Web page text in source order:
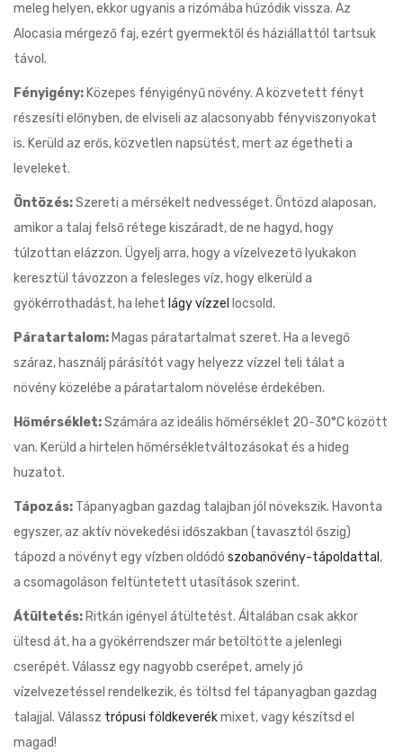
meleg helyen, ekkor ugyanis a rizómába húzódik vissza. Az
Alocasia mérgező faj, ezért gyermektől és háziállattól tartsuk
távol.
Fényigény: Közepes fényigényű növény. A közvetett fényt
részesíti előnyben, de elviseli az alacsonyabb fényviszonyokat
is. Kerüld az erős, közvetlen napsütést, mert az égetheti a
leveleket.
Öntözés:Szereti a mérsékelt nedvességet. Öntözd alaposan,
amikor a talaj felső rétege kiszáradt, de ne hagyd, hogy
túlzottan elázzon. Ügyelj arra, hogy a vízelvezető lyukakon
keresztül távozzon a felesleges víz, hogy elkerüld a
gyökérrothadást, ha lehet lágy vízzel locsold.
Páratartalom: Magas páratartalmat szeret. Ha a levegő
száraz, használj párásítót vagy helyezz vízzel teli tálat a
növény közelébe a páratartalom növelése érdekében.
Hőmérséklet:Számára az ideális hőmérséklet 20-30°C között
van. Kerüld a hirtelen hőmérsékletváltozásokat és a hideg
huzatot.
Tápozás: Tápanyagban gazdag talajban jól növekszik. Havonta
egyszer, az aktív növekedési időszakban (tavasztól őszig)
tápozd a növényt egy vízben oldódó szobanövény-tápoldattal ,
a csomagoláson feltüntetett utasítások szerint.
Átültetés: Ritkán igényel átültetést. Általában csak akkor
ültesd át, ha a gyökérrendszer már betöltötte a jelenlegi
cserépét. Válassz egy nagyobb cserépet, amely jó
vízelvezetéssel rendelkezik, és töltsd fel tápanyagban gazdag
talajjal. Válassz trópusi földkeverékmixet, vagy készítsd el
magad!